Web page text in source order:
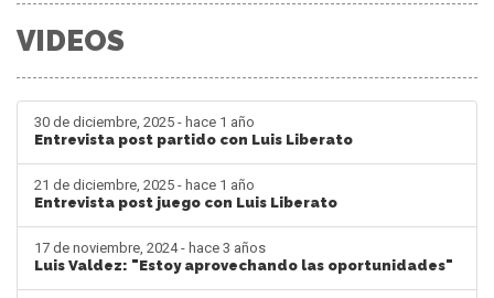
VIDEOS
30 de diciembre, 2025 - hace 1 año
Entrevista post partido con Luis Liberato
21 de diciembre, 2025 - hace 1 año
Entrevista post juego con Luis Liberato
17 de noviembre, 2024 - hace 3 años
Luis Valdez: "Estoy aprovechando las oportunidades"